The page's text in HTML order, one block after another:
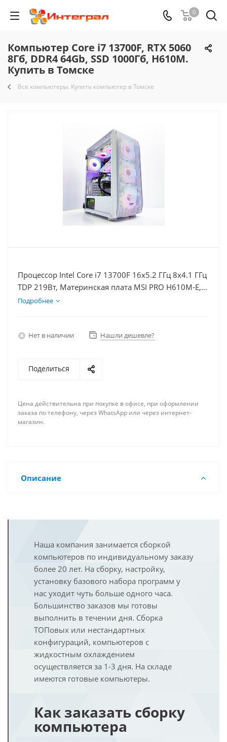
0
Компьютер Core i7 13700F, RTX 5060
8Гб, DDR4 64Gb, SSD 1000Гб, H610M.
Купить в Томске
Все компьютеры. Купить компьютер в Томске
Процессор Intel Core i7 13700F 16x5.2 ГГц 8x4.1 ГГц
TDP 219Вт, Материнская плата MSI PRO H610M-E,
Видеокарта RTX 5060 8Гб, Память DDR4 64Gb,
Подробнее
Нет в наличии Нашли дешевле?
Поделиться
Цена действительна при покупке в офисе, при оформлении
заказа по телефону, через WhatsApp или через интернет-
магазин.
Описание
Наша компания занимается сборкой
компьютеров по индивидуальному заказу
более 20 лет. На сборку, настройку,
установку базового набора программ у
нас уходит чуть больше одного часа.
Большинство заказов мы готовы
выполнить в течении дня. Сборка
ТОПовых или нестандартных
конфигураций, компьютеров с
жидкостным охлаждением
осуществляется за 1-3 дня. На складе
имеются готовые компьютеры.
Как заказать сборку
компьютера